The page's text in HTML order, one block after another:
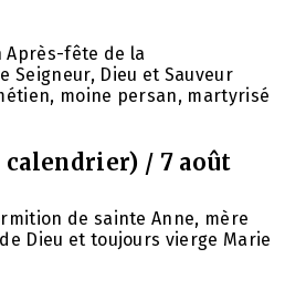
Après-fête de la
Seigneur, Dieu et Sauveur
moine persan, martyrisé
/ 7 août
de sainte Anne, mère
Dieu et toujours vierge Marie